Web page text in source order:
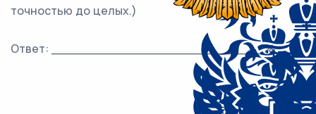
точностью до целых.)
Ответ: ___________________________ %.